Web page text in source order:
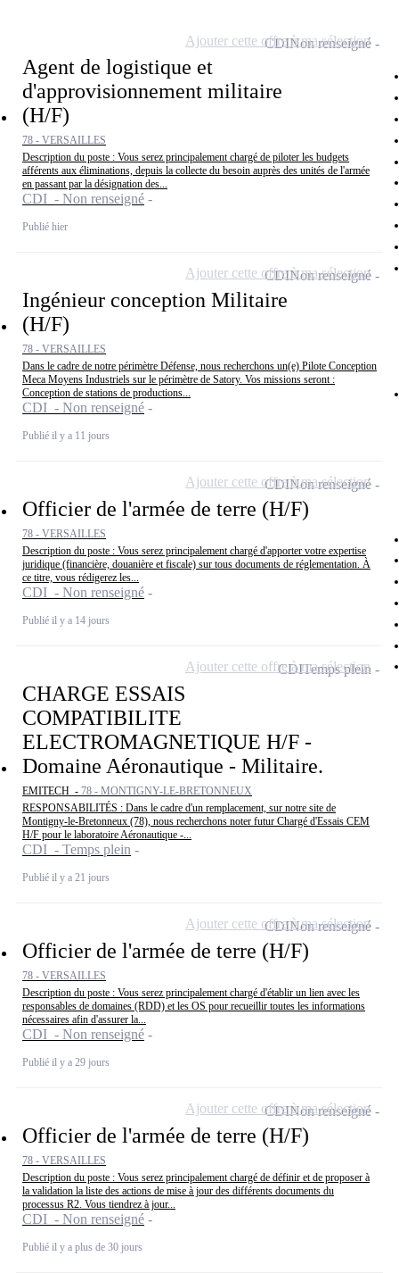
Agent de logistique et
d'approvisionnement militaire
(H/F)
78 - VERSAILLES
Description du poste : Vous serez principalement chargé de piloter les budgets
afférents aux éliminations, depuis la collecte du besoin auprès des unités de l'armée
en passant par la désignation des...
CDI - Non renseigné
Publié hier
CDINon renseigné
Ajouter cette offre à ma sélection
Ingénieur conception Militaire
(H/F)
78 - VERSAILLES
Dans le cadre de notre périmètre Défense, nous recherchons un(e) Pilote Conception
Meca Moyens Industriels sur le périmètre de Satory. Vos missions seront :
Conception de stations de productions...
CDI - Non renseigné
Publié il y a 11 jours
CDINon renseigné
Ajouter cette offre à ma sélection
Officier de l'armée de terre (H/F)
78 - VERSAILLES
Description du poste : Vous serez principalement chargé d'apporter votre expertise
juridique (financière, douanière et fiscale) sur tous documents de réglementation. À
ce titre, vous rédigerez les...
CDI - Non renseigné
Publié il y a 14 jours
CDINon renseigné
Ajouter cette offre à ma sélection
CHARGE ESSAIS
COMPATIBILITE
ELECTROMAGNETIQUE H/F -
Domaine Aéronautique - Militaire.
EMITECH - 78 - MONTIGNY-LE-BRETONNEUX
RESPONSABILITÉS : Dans le cadre d'un remplacement, sur notre site de
Montigny-le-Bretonneux (78), nous recherchons noter futur Chargé d'Essais CEM
H/F pour le laboratoire Aéronautique -...
CDI - Temps plein
Publié il y a 21 jours
CDITemps plein
Ajouter cette offre à ma sélection
Officier de l'armée de terre (H/F)
78 - VERSAILLES
Description du poste : Vous serez principalement chargé d'établir un lien avec les
responsables de domaines (RDD) et les OS pour recueillir toutes les informations
nécessaires afin d'assurer la...
CDI - Non renseigné
Publié il y a 29 jours
CDINon renseigné
Ajouter cette offre à ma sélection
Officier de l'armée de terre (H/F)
78 - VERSAILLES
Description du poste : Vous serez principalement chargé de définir et de proposer à
la validation la liste des actions de mise à jour des différents documents du
processus R2. Vous tiendrez à jour...
CDI - Non renseigné
Publié il y a plus de 30 jours
CDINon renseigné
Ajouter cette offre à ma sélection